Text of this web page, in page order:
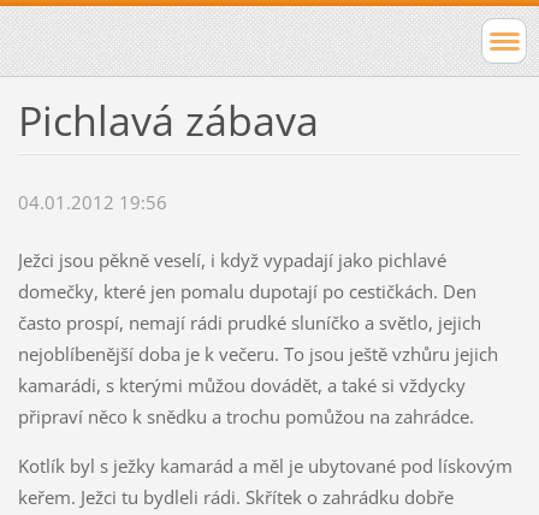
Pichlavá zábava
04.01.2012 19:56
Ježci jsou pěkně veselí, i když vypadají jako pichlavé
domečky, které jen pomalu dupotají po cestičkách. Den
často prospí, nemají rádi prudké sluníčko a světlo, jejich
nejoblíbenější doba je k večeru. To jsou ještě vzhůru jejich
kamarádi, s kterými můžou dovádět, a také si vždycky
připraví něco k snědku a trochu pomůžou na zahrádce.
Kotlík byl s ježky kamarád a měl je ubytované pod lískovým
keřem. Ježci tu bydleli rádi. Skřítek o zahrádku dobře